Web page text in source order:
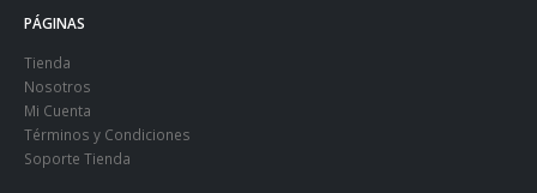
PÁGINAS
Tienda
Nosotros
Mi Cuenta
Términos y Condiciones
Soporte Tienda